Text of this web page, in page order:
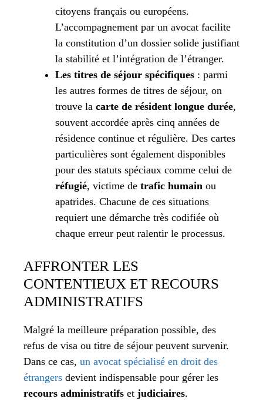
citoyens français ou européens.
L’accompagnement par un avocat facilite
la constitution d’un dossier solide justifiant
la stabilité et l’intégration de l’étranger.
Les titres de séjour spécifiques : parmi
les autres formes de titres de séjour, on
trouve la carte de résident longue durée,
souvent accordée après cinq années de
résidence continue et régulière. Des cartes
particulières sont également disponibles
pour des statuts spéciaux comme celui de
réfugié, victime de trafic humain ou
apatrides. Chacune de ces situations
requiert une démarche très codifiée où
chaque erreur peut ralentir le processus.
AFFRONTER LES
CONTENTIEUX ET RECOURS
ADMINISTRATIFS
Malgré la meilleure préparation possible, des
refus de visa ou titre de séjour peuvent survenir.
Dans ce cas, un avocat spécialisé en droit des
étrangers devient indispensable pour gérer les
recours administratifs et judiciaires.